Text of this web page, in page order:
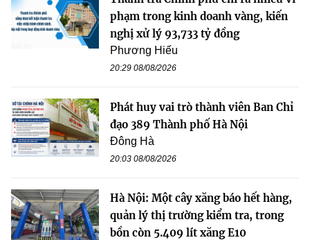
phạm trong kinh doanh vàng, kiến
nghị xử lý 93,733 tỷ đồng
Phương Hiếu
20:29 08/08/2026
Phát huy vai trò thành viên Ban Chỉ
đạo 389 Thành phố Hà Nội
Đông Hà
20:03 08/08/2026
Hà Nội: Một cây xăng báo hết hàng,
quản lý thị trường kiểm tra, trong
bồn còn 5.409 lít xăng E10